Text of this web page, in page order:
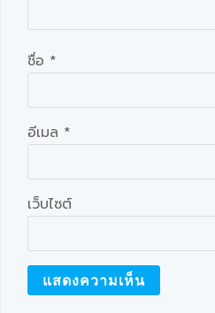
ชื่อ *
อีเมล *
เว็บไซต์